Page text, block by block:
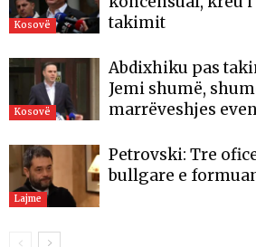
Kosovë
takimit
Kosovë
Abdixhiku pas
Jemi shumë,
marrëveshjes
Lajme
Petrovski: Tre
bullgare e